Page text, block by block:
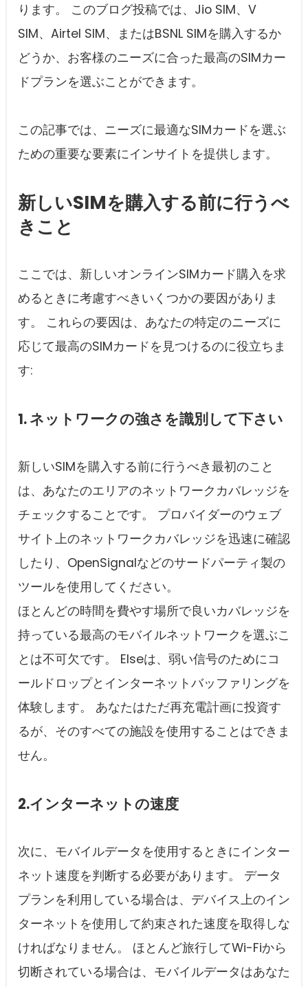
ります。 このブログ投稿では、Jio SIM、V
SIM、Airtel SIM、またはBSNL SIMを購入するか
どうか、お客様のニーズに合った最高のSIMカー
ドプランを選ぶことができます。
この記事では、ニーズに最適なSIMカードを選ぶ
ための重要な要素にインサイトを提供します。
新しいSIMを購入する前に行うべ
きこと
ここでは、新しいオンラインSIMカード購入を求
めるときに考慮すべきいくつかの要因がありま
す。 これらの要因は、あなたの特定のニーズに
応じて最高のSIMカードを見つけるのに役立ちま
す:
1. ネットワークの強さを識別して下さい
新しいSIMを購入する前に行うべき最初のこと
は、あなたのエリアのネットワークカバレッジを
チェックすることです。 プロバイダーのウェブ
サイト上のネットワークカバレッジを迅速に確認
したり、OpenSignalなどのサードパーティ製の
ツールを使用してください。
ほとんどの時間を費やす場所で良いカバレッジを
持っている最高のモバイルネットワークを選ぶこ
とは不可欠です。 Elseは、弱い信号のためにコ
ールドロップとインターネットバッファリングを
体験します。 あなたはただ再充電計画に投資す
るが、そのすべての施設を使用することはできま
せん。
2.インターネットの速度
次に、モバイルデータを使用するときにインター
ネット速度を判断する必要があります。 データ
プランを利用している場合は、デバイス上のイン
ターネットを使用して約束された速度を取得しな
ければなりません。 ほとんど旅行してWi-Fiから
切断されている場合は、モバイルデータはあなた